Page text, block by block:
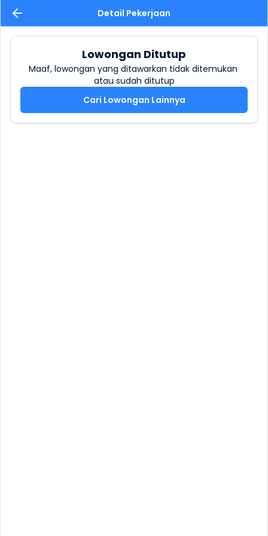
Detail Pekerjaan
Lowongan Ditutup
Maaf, lowongan yang ditawarkan tidak ditemukan
atau sudah ditutup
Cari Lowongan Lainnya